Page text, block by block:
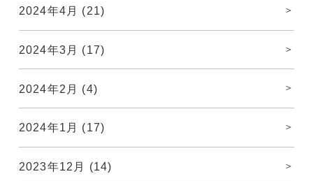
2024年4月 (21)
2024年3月 (17)
2024年2月 (4)
2024年1月 (17)
2023年12月 (14)